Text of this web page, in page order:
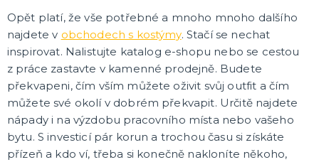
Opět platí, že vše potřebné a mnoho mnoho dalšího
najdete v obchodech s kostýmy. Stačí se nechat
inspirovat. Nalistujte katalog e-shopu nebo se cestou
z práce zastavte v kamenné prodejně. Budete
překvapeni, čím vším můžete oživit svůj outfit a čím
můžete své okolí v dobrém překvapit. Určitě najdete
nápady i na výzdobu pracovního místa nebo vašeho
bytu. S investicí pár korun a trochou času si získáte
přízeň a kdo ví, třeba si konečně nakloníte někoho,